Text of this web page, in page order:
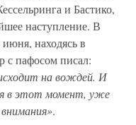
и Бастико,
наступление. В
находясь в
с пафосом писал:
на вождей. И
в этот момент, уже
.